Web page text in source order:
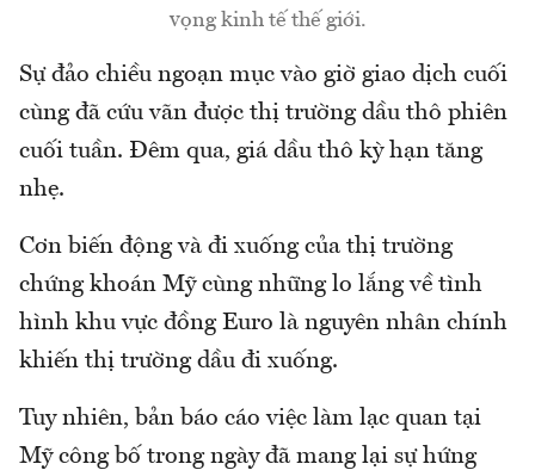
vọng kinh tế thế giới.
Sự đảo chiều ngoạn mục vào giờ giao dịch cuối
cùng đã cứu vãn được thị trường dầu thô phiên
cuối tuần. Đêm qua, giá dầu thô kỳ hạn tăng
nhẹ.
Cơn biến động và đi xuống của thị trường
chứng khoán Mỹ cùng những lo lắng về tình
hình khu vực đồng Euro là nguyên nhân chính
khiến thị trường dầu đi xuống.
Tuy nhiên, bản báo cáo việc làm lạc quan tại
Mỹ công bố trong ngày đã mang lại sự hứng